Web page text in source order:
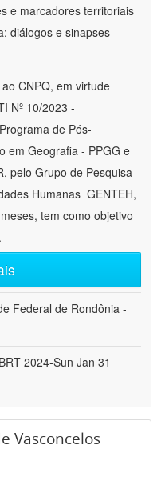
e marcadores territoriais
diálogos e sinapses
CNPQ, em virtude
Nº 10/2023 -
de Pós-
em Geografia - PPGG e
pelo Grupo de Pesquisa
Humanas  GENTEH,
tem como objetivo
Federal de Rondônia -
2024-Sun Jan 31
Vasconcelos